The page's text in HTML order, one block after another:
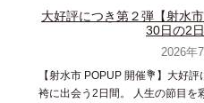
大好評につき第２弾【射水
30日の2日
2026年
【射水市 POPUP 開催💐】大好
袴に出会う2日間。 人生の節目を